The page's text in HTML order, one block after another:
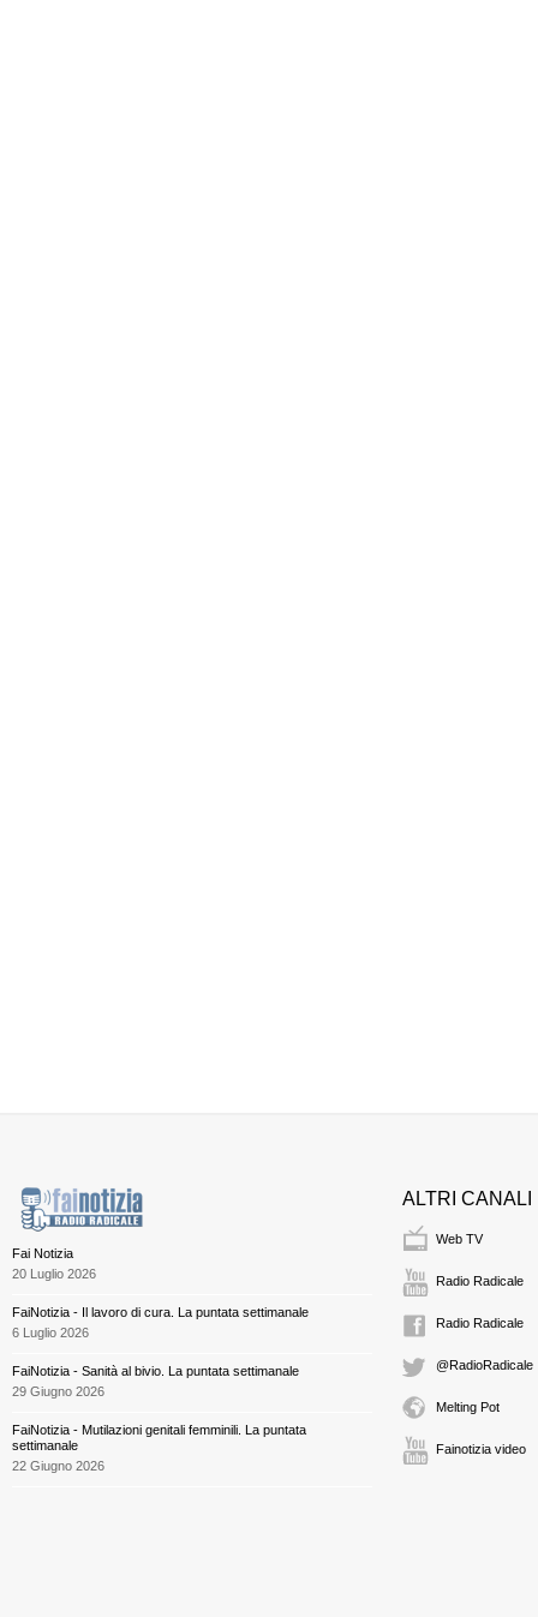
Fai Notizia
20 Luglio 2026
FaiNotizia - Il lavoro di cura. La puntata settimanale
6 Luglio 2026
FaiNotizia - Sanità al bivio. La puntata settimanale
29 Giugno 2026
FaiNotizia - Mutilazioni genitali femminili. La puntata
settimanale
22 Giugno 2026
ALTRI CANALI
Web TV
Radio Radicale
Radio Radicale
@RadioRadicale
Melting Pot
Fainotizia video